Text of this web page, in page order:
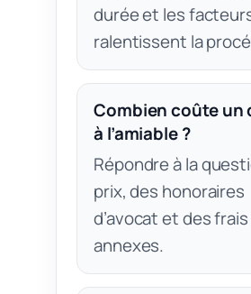
durée et les
ralentissent la
Combien coûte un
à l’amiable ?
Répondre à la
prix, des honoraires
d’avocat et des frais
annexes.